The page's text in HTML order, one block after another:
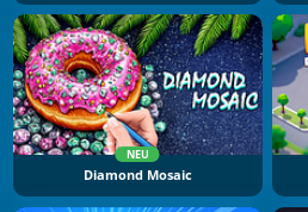
NEU
Diamond Mosaic